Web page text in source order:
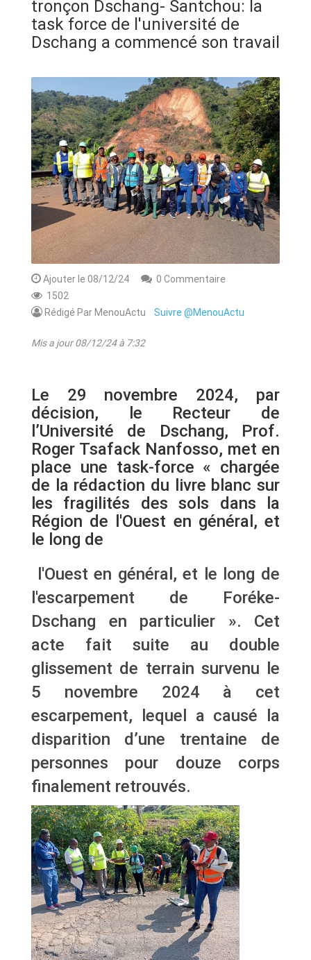
ANNONCE
ASSAINISSEMENT
BREAKING-NEWS
CAMEROUN
PLUS
tronçon Dschang- Santchou: la
task force de l'université de
Dschang a commencé son travail
Ajouter le 08/12/24
0 Commentaire
1502
Rédigé Par MenouActu Suivre @MenouActu
Mis a jour 08/12/24 à 7:32
Le 29 novembre 2024, par
décision, le Recteur de
l’Université de Dschang, Prof.
Roger Tsafack Nanfosso, met en
place une task-force « chargée
de la rédaction du livre blanc sur
les fragilités des sols dans la
Région de l'Ouest en général, et
le long de
l'Ouest en général, et le long de
l'escarpement de Foréke-
Dschang en particulier ». Cet
acte fait suite au double
glissement de terrain survenu le
5 novembre 2024 à cet
escarpement, lequel a causé la
disparition d’une trentaine de
personnes pour douze corps
finalement retrouvés.